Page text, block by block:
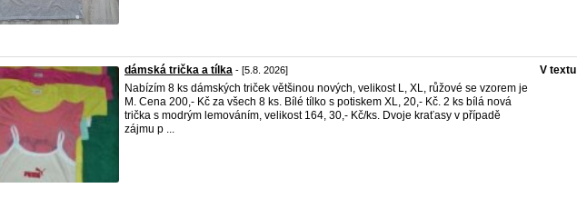
dámská trička a tílka - [5.8. 2026]
Nabízím 8 ks dámských triček většinou nových, velikost L, XL, růžové se vzorem je
M. Cena 200,- Kč za všech 8 ks. Bílé tílko s potiskem XL, 20,- Kč. 2 ks bílá nová
trička s modrým lemováním, velikost 164, 30,- Kč/ks. Dvoje kraťasy v případě
zájmu p ...
V textu